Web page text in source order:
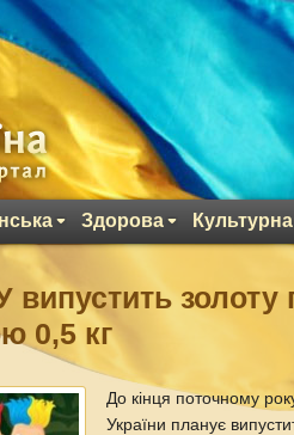
Здорова Культурна
золоту
0,5 кг
До кінця поточному
України планує